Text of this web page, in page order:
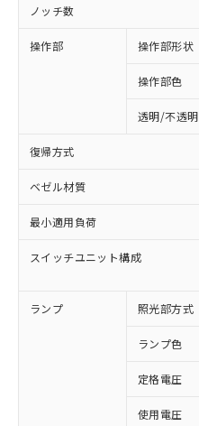
ノッチ数
操作部 操作部形状
操作部色
透明/不透明
復帰方式
ベゼル材質
最小適用負荷
スイッチユニット構成
ランプ 照光部方式
ランプ色
定格電圧
使用電圧